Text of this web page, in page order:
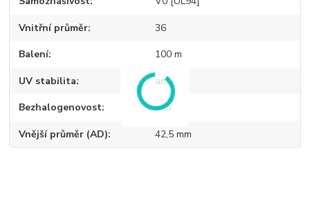
Vnitřní průměr 36
Balení 100 m
UV stabilita ano
Bezhalogenovost ano
Vnější průměr (AD) 42,5 mm